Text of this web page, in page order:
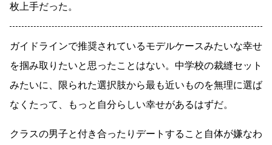
枚上手だった。
ガイドラインで推奨されているモデルケースみたいな幸せ
を掴み取りたいと思ったことはない。中学校の裁縫セット
みたいに、限られた選択肢から最も近いものを無理に選ば
なくたって、もっと自分らしい幸せがあるはずだ。
クラスの男子と付き合ったりデートすること自体が嫌なわ